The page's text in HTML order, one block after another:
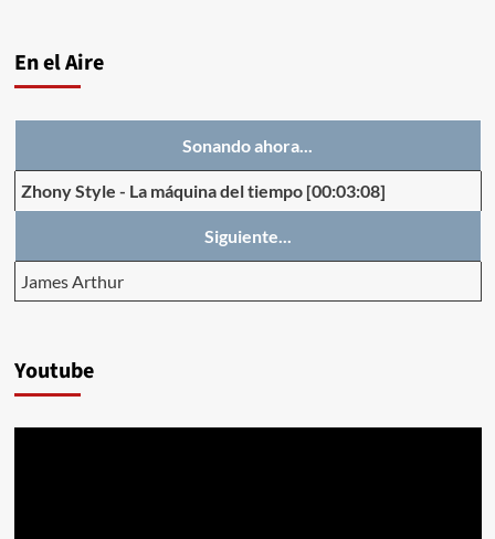
En el Aire
Sonando ahora...
Zhony Style - La máquina del tiempo [00:03:08]
Siguiente...
James Arthur
Youtube